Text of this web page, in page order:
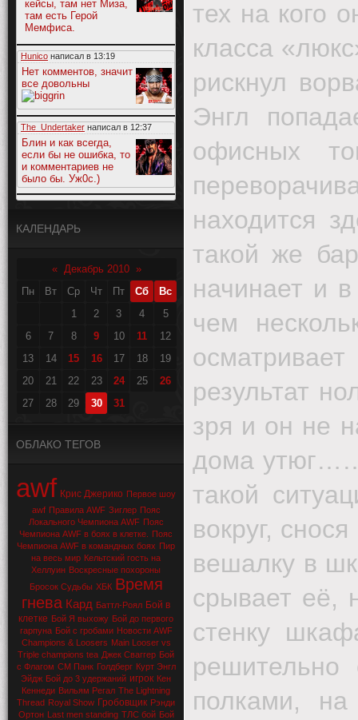
кейсы, там нет Миза,
там есть Герой
Мемфиса.
Hunico написал в 13:19
Нет комментов, значит
все довольны
The_Undertaker написал в 12:37
Блин и как всегда,
если бы не ошибка, то
и комментариев не
было бы. Уж0с.)
КАЛЕНДАРЬ
« Декабрь 2010 »
Пн
Вт Ср Чт Пт Сб
Вс
1
2 3 4
5
6
7 8 9 10 11
12
13
14 15 16 17 18
19
20
21 22 23 24 25
26
27
28 29 30 31
ОБЛАКО ТЕГОВ
awf Крис Джерико Первое шоу
awf Правила AWF Зиглер Пояс
Локального Чемпиона AWF Пояс
Чемпиона AWF в боях в клетке.
Пояс
Чемпиона AWF в командных боях Пир
на весь мир Кельтский гость на
Хеллуин Воскресные похороны
Бросок Судьбы ХБК Время
гнева Кард Баттл-Роял Бой в
клетке Бой Я выхожу Бой до первого
гарпуна Бой с гробами Новости AWF
Champions & Loosers Main Looser vs
Triple champions tea Джек Сваггер Бой
с Флагом СМ Панк Голдберг Курт Энгл
Эйдж Бой до 3 удержаний игрок Кен
Кеннеди Вильям Регал The Lightning
Thread Royal Show Гробовщик Рэнди
Ортон Last men standing ТЛС бой Бой
тех на кого
класса
рискнул
Энгл
офисных
находится
такой же
начинает и
чем
осматривает
результат
зря и он не
дома
такой
вокруг,
вешалку в
срывает её,
стенку
полками,